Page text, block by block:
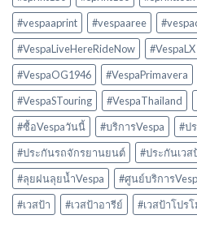
#vespaaprint
#vespaaree
#VespaLiveHereRideNow
#VespaLX
#VespaOG1946
#VespaPrimavera
#VespaSTouring
#VespaThailand
#ซื้อVespaวันนี้
#บริการVespa
#ป
#ประกันรถจักรยานยนต์
#ประกันเวส
#ลุยฝนลุยน้ำVespa
#ศูนย์บริการ
#เวสป้า
#เวสป้าอารีย์ #เวสป้าโปร